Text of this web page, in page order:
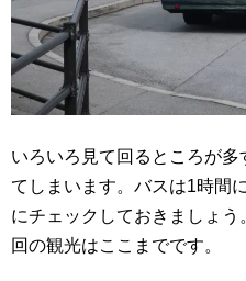
いろいろ見て回るところが
てしまいます。バスは1時間
にチェックしておきましょ
回の観光はここまでです。